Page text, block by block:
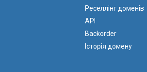
Реселлінг доменів
API
Backorder
Історія домену